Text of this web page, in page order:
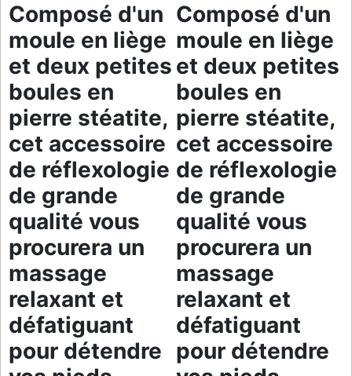
Composé d'un
moule en liège
et deux petites
boules en
pierre stéatite,
cet accessoire
de réflexologie
de grande
qualité vous
procurera un
massage
relaxant et
défatiguant
pour détendre
Composé d'un
moule en liège
et deux petites
boules en
pierre stéatite,
cet accessoire
de réflexologie
de grande
qualité vous
procurera un
massage
relaxant et
défatiguant
pour détendre